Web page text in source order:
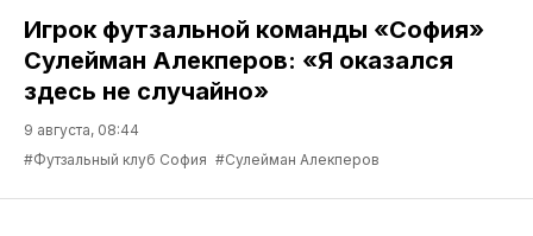
Игрок футзальной команды «София»
Сулейман Алекперов: «Я оказался
здесь не случайно»
9 августа, 08:44
#Футзальный клуб София #Сулейман Алекперов